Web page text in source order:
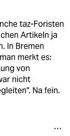
taz-Foristen
Artikeln ja
In Bremen
merkt es:
von
nicht
Na fein.